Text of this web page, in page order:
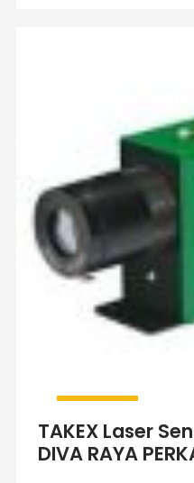
TAKEX Laser
DIVA RAYA